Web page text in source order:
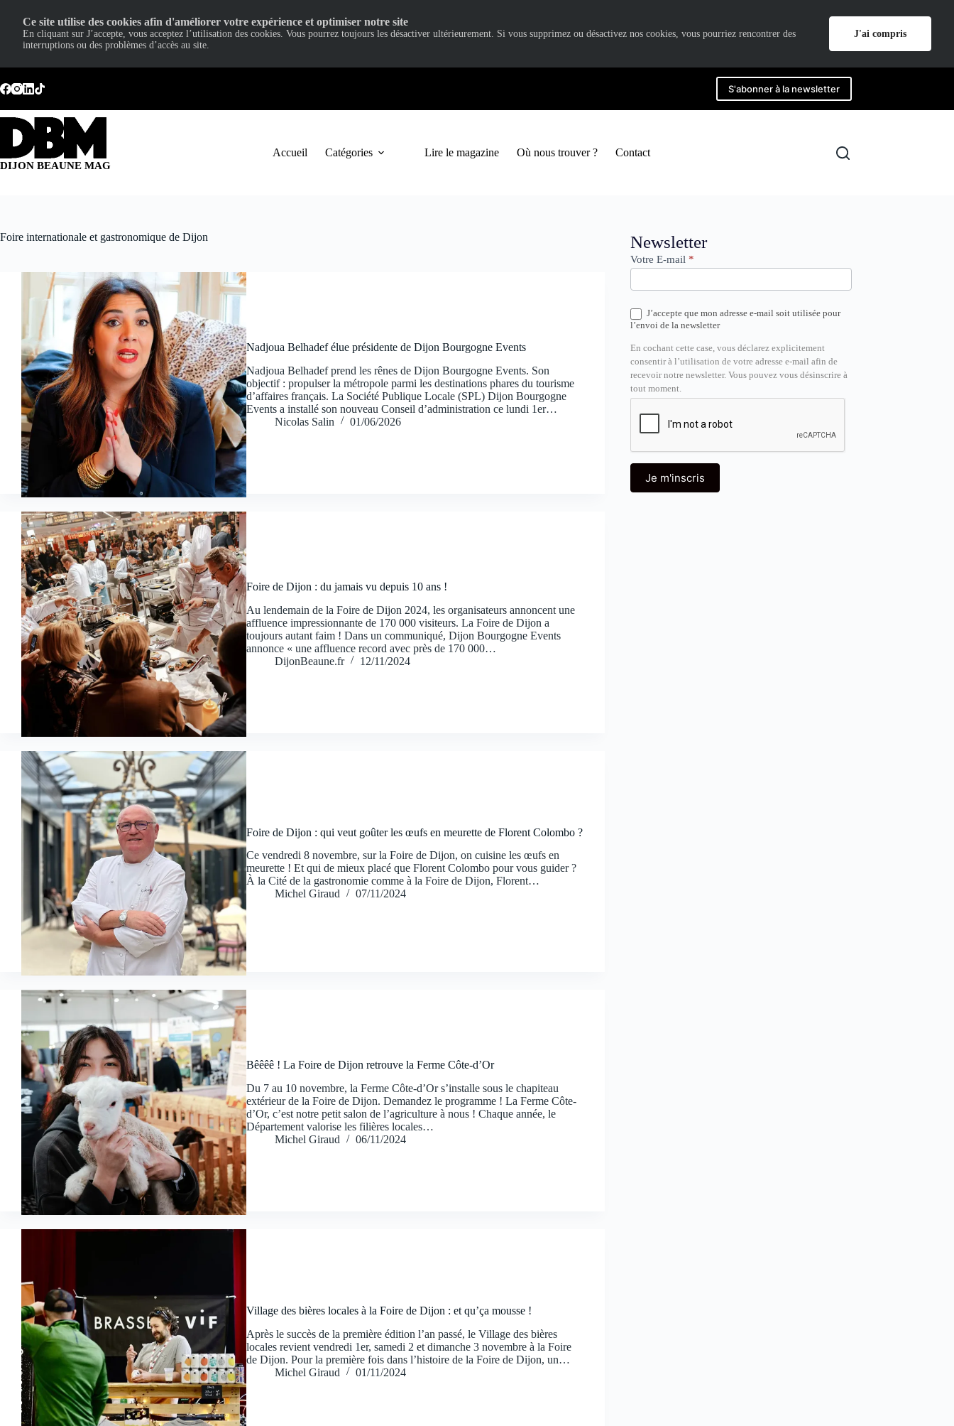
au
contenu
S'abonner à la newsletter
DIJON BEAUNE MAG
Accueil Catégories Lire le magazine Où nous trouver ? Contact
Foire internationale et gastronomique de Dijon
Nadjoua Belhadef élue présidente de Dijon Bourgogne Events
Nadjoua Belhadef prend les rênes de Dijon Bourgogne Events. Son
objectif : propulser la métropole parmi les destinations phares du tourisme
d’affaires français. La Société Publique Locale (SPL) Dijon Bourgogne
Events a installé son nouveau Conseil d’administration ce lundi 1er…
Nicolas Salin
01/06/2026
Foire de Dijon : du jamais vu depuis 10 ans !
Au lendemain de la Foire de Dijon 2024, les organisateurs annoncent une
affluence impressionnante de 170 000 visiteurs. La Foire de Dijon a
toujours autant faim ! Dans un communiqué, Dijon Bourgogne Events
annonce « une affluence record avec près de 170 000…
DijonBeaune.fr
12/11/2024
Foire de Dijon : qui veut goûter les œufs en meurette de Florent Colombo ?
Ce vendredi 8 novembre, sur la Foire de Dijon, on cuisine les œufs en
meurette ! Et qui de mieux placé que Florent Colombo pour vous guider ?
À la Cité de la gastronomie comme à la Foire de Dijon, Florent…
Michel Giraud
07/11/2024
Bêêêê ! La Foire de Dijon retrouve la Ferme Côte-d’Or
Du 7 au 10 novembre, la Ferme Côte-d’Or s’installe sous le chapiteau
extérieur de la Foire de Dijon. Demandez le programme ! La Ferme Côte-
d’Or, c’est notre petit salon de l’agriculture à nous ! Chaque année, le
Département valorise les filières locales…
Michel Giraud
06/11/2024
Village des bières locales à la Foire de Dijon : et qu’ça mousse !
Après le succès de la première édition l’an passé, le Village des bières
locales revient vendredi 1er, samedi 2 et dimanche 3 novembre à la Foire
de Dijon. Pour la première fois dans l’histoire de la Foire de Dijon, un…
Michel Giraud
01/11/2024
Newsletter
Newsletter
Votre E-mail *
J’accepte que mon adresse e-mail soit utilisée pour
l’envoi de la newsletter
En cochant cette case, vous déclarez explicitement
consentir à l’utilisation de votre adresse e-mail afin de
recevoir notre newsletter. Vous pouvez vous désinscrire à
tout moment.
Je m'inscris
Ce site utilise des cookies afin d'améliorer votre expérience et optimiser notre site
En cliquant sur J’accepte, vous acceptez l’utilisation des cookies. Vous pourrez toujours les désactiver ultérieurement. Si vous supprimez ou désactivez nos cookies, vous pourriez rencontrer des
interruptions ou des problèmes d’accès au site.
J'ai compris